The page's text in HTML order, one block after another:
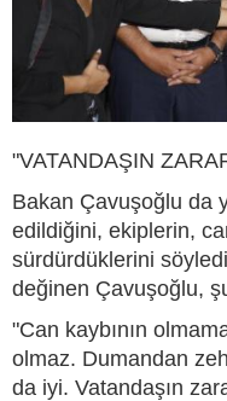
"VATANDAŞIN
Bakan Çavuşoğlu da
edildiğini, ekiplerin,
sürdürdüklerini
değinen Çavuşoğlu,
"Can kaybının
olmaz. Dumandan
da iyi. Vatandaşın